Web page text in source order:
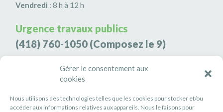
Gérer le consentement aux
cookies
Nous utilisons des technologies telles que les cookies pour stocker et/ou
accéder aux informations relatives aux appareils. Nous le faisons pour
Vendredi : 8 h à 12 h
Urgence travaux publics
(418) 760-1050 (Composez le 9)
Agence de sécurité S3K9
(418) 808-9566
#PETITERIVIÈRE